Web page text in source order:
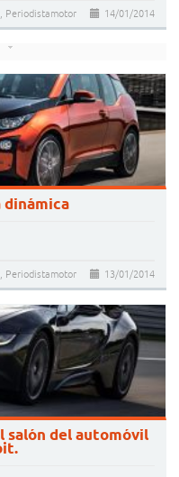
14/01/2014
Periodistamotor
dinámica
13/01/2014
Periodistamotor
salón del automóvil